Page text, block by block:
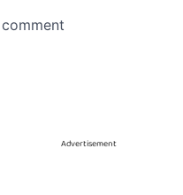
Advertisement